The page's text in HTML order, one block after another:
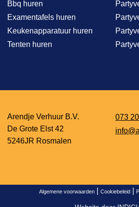
Bbq huren
Examentafels huren
Keukenapparatuur huren
Tenten huren
Arendje Verhuur B.V.
De Grote Elst 42
5246JR Rosmalen
073
Algemene voorwaarden Cookiebeleid